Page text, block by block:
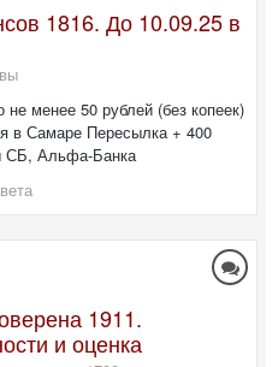
1816. До 10.09.25 в
менее 50 рублей (без копеек)
в Самаре Пересылка + 400
СБ, Альфа-Банка
1911.
и оценка